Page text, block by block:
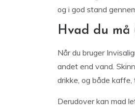
og i god stand
Hvad du må
Når du bruger
andet end vand.
drikke, og både
Derudover kan mad